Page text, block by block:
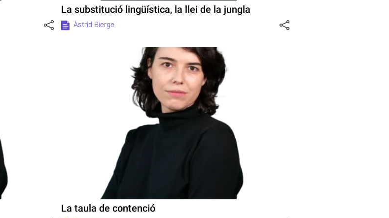
La substitució lingüística, la llei de la jungla
Àstrid Bierge
La taula de contenció